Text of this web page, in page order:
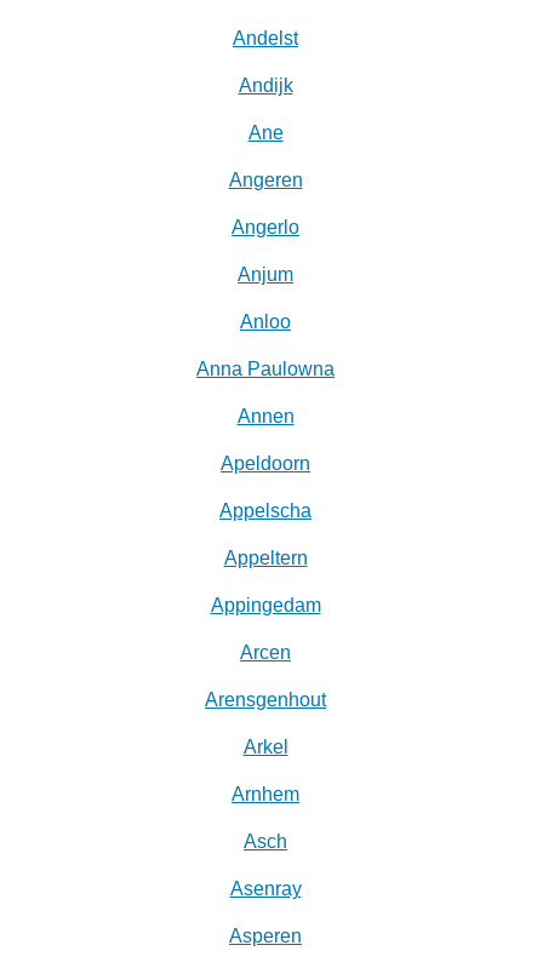
Andelst
Andijk
Ane
Angeren
Angerlo
Anjum
Anloo
Anna Paulowna
Annen
Apeldoorn
Appelscha
Appeltern
Appingedam
Arcen
Arensgenhout
Arkel
Arnhem
Asch
Asenray
Asperen